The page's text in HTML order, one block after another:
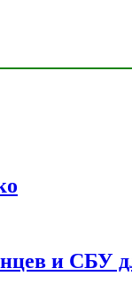
и СБУ